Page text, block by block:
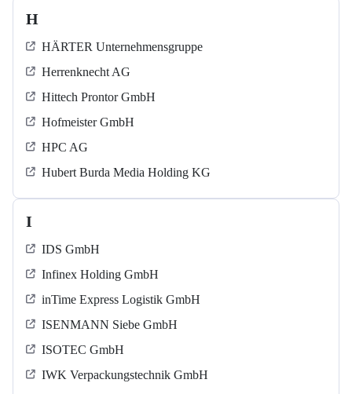
H
HÄRTER Unternehmensgruppe
Herrenknecht AG
Hittech Prontor GmbH
Hofmeister GmbH
HPC AG
Hubert Burda Media Holding KG
I
IDS GmbH
Infinex Holding GmbH
inTime Express Logistik GmbH
ISENMANN Siebe GmbH
ISOTEC GmbH
IWK Verpackungstechnik GmbH